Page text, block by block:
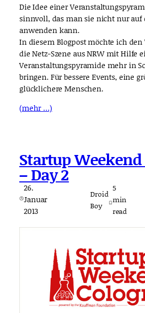
Die Idee einer
sinnvoll, das man sie nicht nur auf
anwenden kann.
In diesem Blogpost möchte ich den
die Netz-Szene aus NRW mit Hilfe
Veranstaltungspyramide mehr in
bringen. Für bessere Events, eine
glücklichere Menschen.
(mehr …)
Startup Weekend
– Day 2
26.
Januar
2013
Droid
Boy
5
min
read